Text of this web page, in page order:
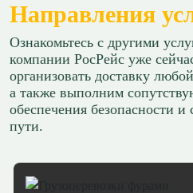
Направления
Ознакомьтесь с другими
компании РосРейс уже
организовать доставку
а также выполним
обеспечения безопасности и
пути.